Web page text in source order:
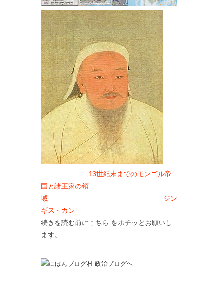
13世紀末までのモンゴル帝
国と諸王家の領
域 ジン
ギス・カン
続きを読む前にこちら をポチッとお願いし
ます。